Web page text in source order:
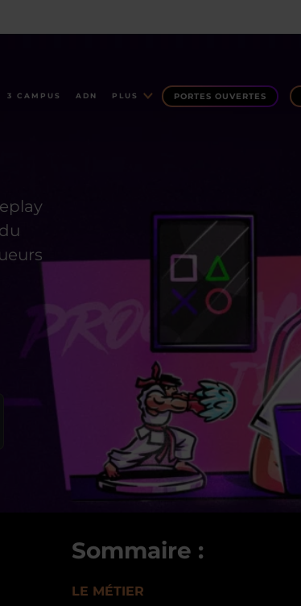
3 CAMPUS ADN PLUS PORTES OUVERTES
Sommaire :
LE MÉTIER